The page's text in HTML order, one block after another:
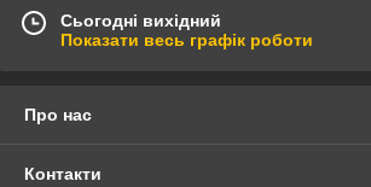
Сьогодні вихідний
Показати весь графік роботи
Про нас
Контакти